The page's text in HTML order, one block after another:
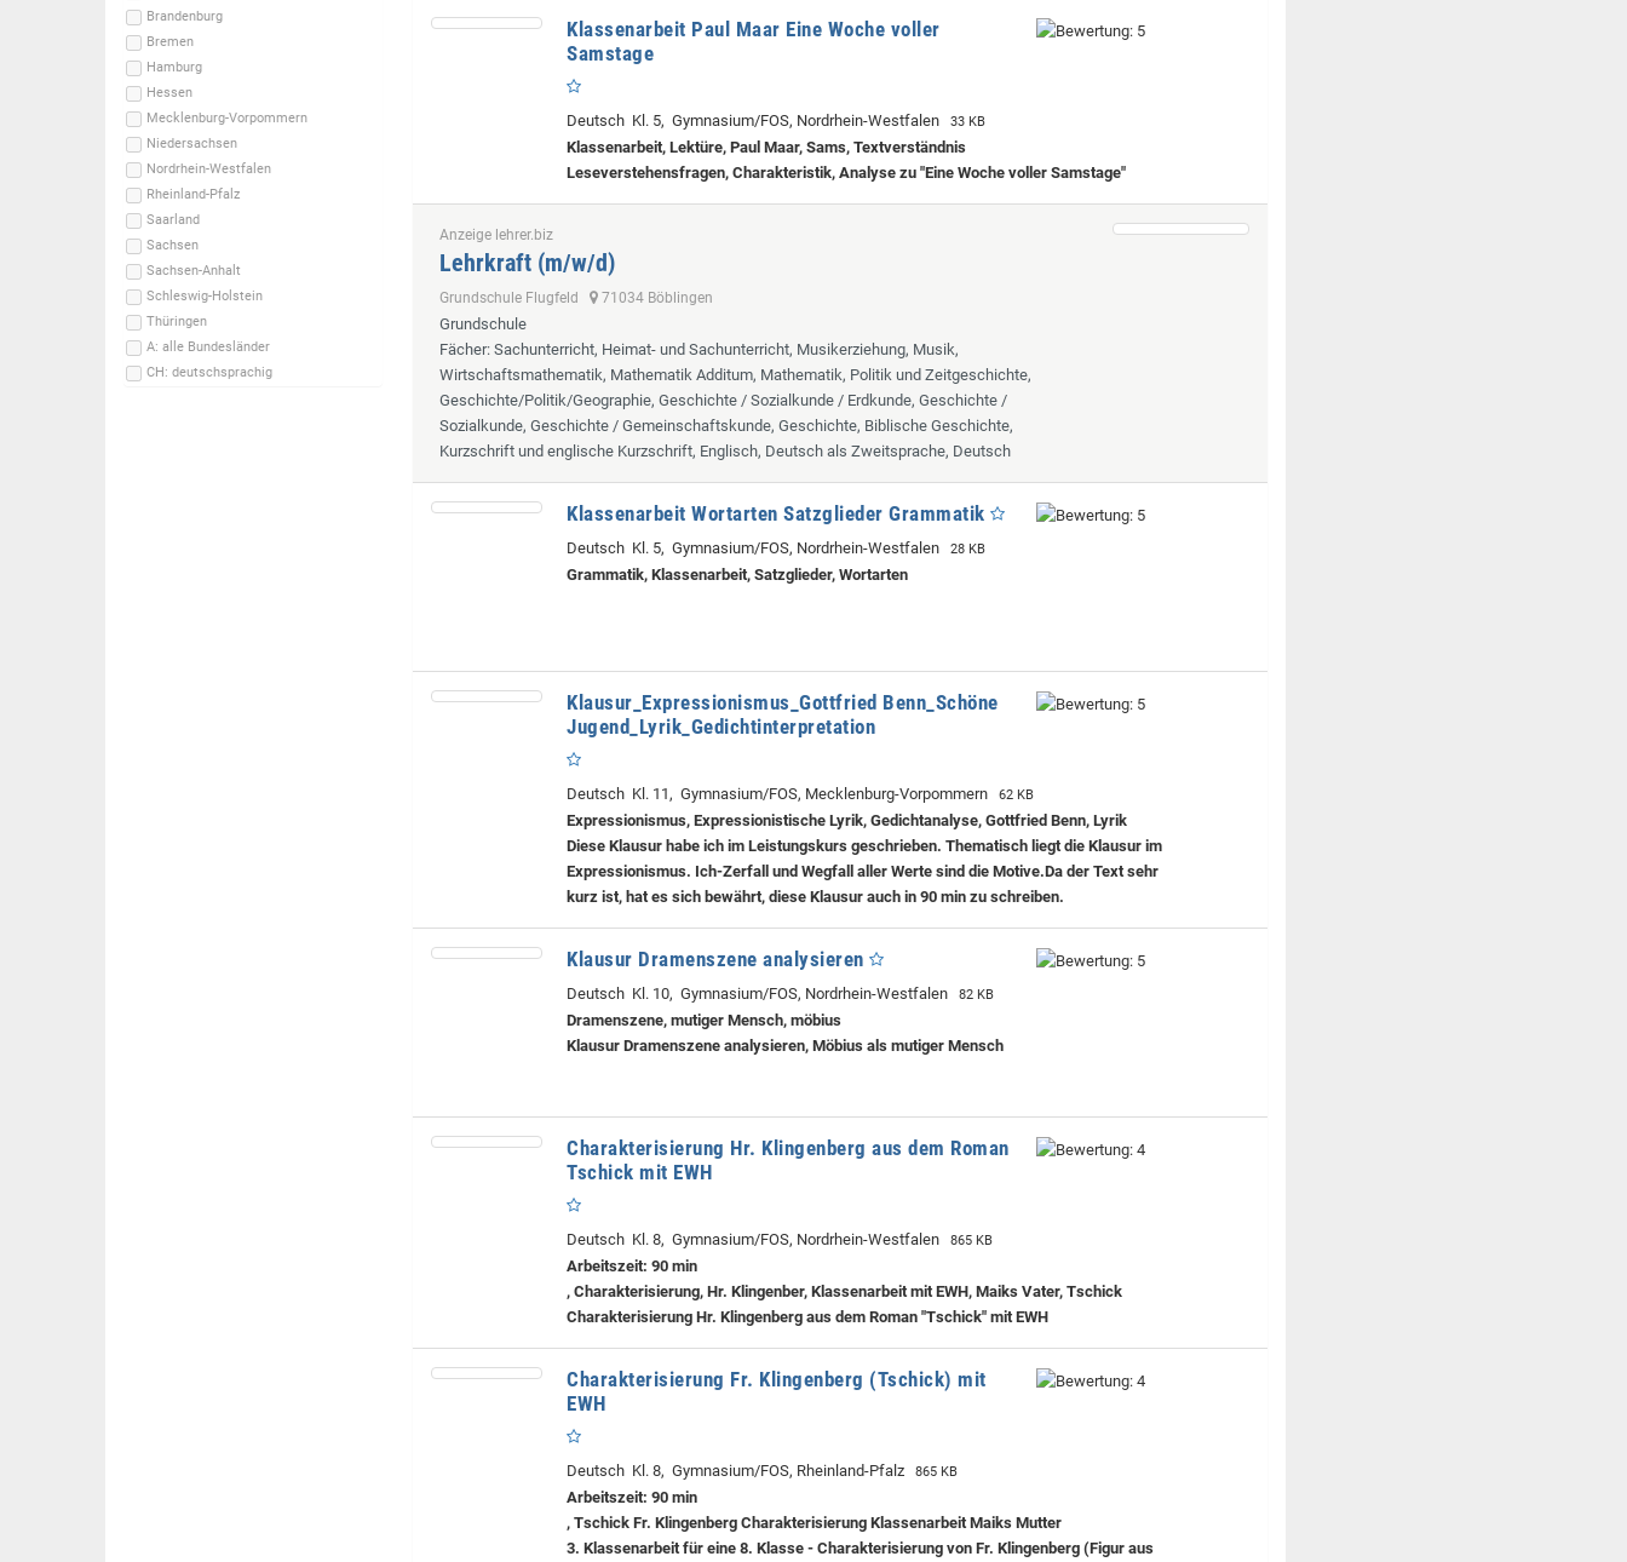
Brandenburg
Bremen
Hamburg
Hessen
Mecklenburg-Vorpommern
Niedersachsen
Nordrhein-Westfalen
Rheinland-Pfalz
Saarland
Sachsen
Sachsen-Anhalt
Schleswig-Holstein
Thüringen
A: alle Bundesländer
CH: deutschsprachig
Klassenarbeit Paul Maar Eine Woche voller
Samstage
Deutsch Kl. 5, Gymnasium/FOS, Nordrhein-Westfalen 33 KB
Klassenarbeit, Lektüre, Paul Maar, Sams, Textverständnis
Leseverstehensfragen, Charakteristik, Analyse zu "Eine Woche voller Samstage"
Anzeige lehrer.biz
Lehrkraft (m/w/d)
Grundschule Flugfeld 71034 Böblingen
Grundschule
Fächer: Sachunterricht, Heimat- und Sachunterricht, Musikerziehung, Musik,
Wirtschaftsmathematik, Mathematik Additum, Mathematik, Politik und Zeitgeschichte,
Geschichte/Politik/Geographie, Geschichte / Sozialkunde / Erdkunde, Geschichte /
Sozialkunde, Geschichte / Gemeinschaftskunde, Geschichte, Biblische Geschichte,
Kurzschrift und englische Kurzschrift, Englisch, Deutsch als Zweitsprache, Deutsch
Klassenarbeit Wortarten Satzglieder Grammatik
Deutsch Kl. 5, Gymnasium/FOS, Nordrhein-Westfalen 28 KB
Grammatik, Klassenarbeit, Satzglieder, Wortarten
Klausur_Expressionismus_Gottfried Benn_Schöne
Jugend_Lyrik_Gedichtinterpretation
Deutsch Kl. 11, Gymnasium/FOS, Mecklenburg-Vorpommern 62 KB
Expressionismus, Expressionistische Lyrik, Gedichtanalyse, Gottfried Benn, Lyrik
Diese Klausur habe ich im Leistungskurs geschrieben. Thematisch liegt die Klausur im
Expressionismus. Ich-Zerfall und Wegfall aller Werte sind die Motive.Da der Text sehr
kurz ist, hat es sich bewährt, diese Klausur auch in 90 min zu schreiben.
Klausur Dramenszene analysieren
Deutsch Kl. 10, Gymnasium/FOS, Nordrhein-Westfalen 82 KB
Dramenszene, mutiger Mensch, möbius
Klausur Dramenszene analysieren, Möbius als mutiger Mensch
Charakterisierung Hr. Klingenberg aus dem Roman
Tschick mit EWH
Deutsch Kl. 8, Gymnasium/FOS, Nordrhein-Westfalen 865 KB
Arbeitszeit: 90 min
, Charakterisierung, Hr. Klingenber, Klassenarbeit mit EWH, Maiks Vater, Tschick
Charakterisierung Hr. Klingenberg aus dem Roman "Tschick" mit EWH
Charakterisierung Fr. Klingenberg (Tschick) mit
EWH
Deutsch Kl. 8, Gymnasium/FOS, Rheinland-Pfalz 865 KB
Arbeitszeit: 90 min
, Tschick Fr. Klingenberg Charakterisierung Klassenarbeit Maiks Mutter
3. Klassenarbeit für eine 8. Klasse - Charakterisierung von Fr. Klingenberg (Figur aus